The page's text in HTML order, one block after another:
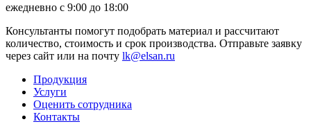
ежедневно с 9:00 до 18:00
Консультанты помогут подобрать материал и рассчитают
количество, стоимость и срок производства. Отправьте заявку
через сайт или на почту lk@elsan.ru
Продукция
Услуги
Оценить сотрудника
Контакты